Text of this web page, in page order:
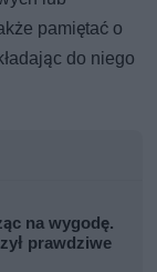
pamiętać o
do niego
na wygodę.
prawdziwe